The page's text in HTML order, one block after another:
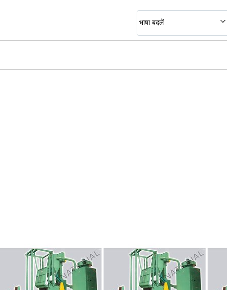
भाषा बदलें